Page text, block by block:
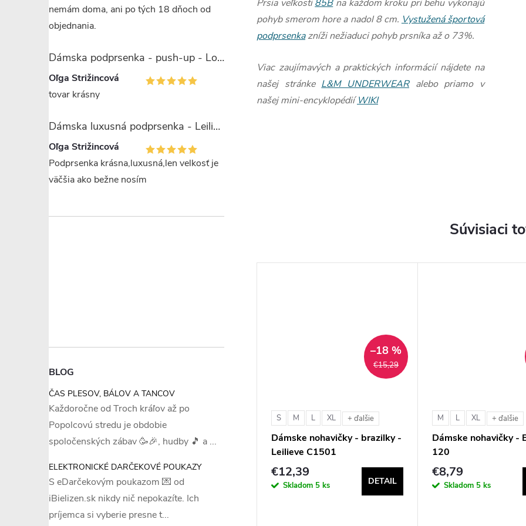
nemám doma, ani po tých 18 dňoch od
objednania.
Dámska podprsenka - push-up - Lormar Saten Soft up
Oľga Strižincová
tovar krásny
Dámska luxusná podprsenka - Leilieve 7743
Oľga Strižincová
Podprsenka krásna,luxusná,len velkosť je
väčšia ako bežne nosím
BLOG
ČAS PLESOV, BÁLOV A TANCOV
Každoročne od Troch kráľov až po
Popolcovú stredu je obdobie
spoločenských zábav 🥳🎉, hudby 🎵 a ...
ELEKTRONICKÉ DARČEKOVÉ POUKAZY
S eDarčekovým poukazom 💌 od
iBielizen.sk nikdy nič nepokazíte. Ich
príjemca si vyberie presne t...
Prsia veľkosti85Bna každom kroku pri behu vykonajú
pohyb smerom hore a nadol 8 cm. Vystužená športová
podprsenkazníži nežiaduci pohyb prsníka až o 73%.
Viac zaujímavých a praktických informácií nájdete na
našej stránke L&M UNDERWEARalebo priamo v
našej mini-encyklopédiíWIKI
Súvisiaci
–20 %
- Cotonella
DETAIL
–19 %
Dámske nohavičky - KEY
€14,38
Jednotková
cena:
€7,19 / 1 ks
Skladom
5 balenie
€15,29
–18 %
S M L XL + ďalšie
Dámske nohavičky - brazilky -
Leilieve C1501
€12,39
Skladom 5 ks DETAIL
M L XL + ďalšie
Dámske nohavičky -
120
€8,79
Skladom 5 ks